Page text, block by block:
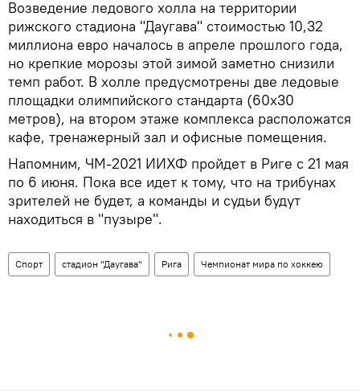
Возведение ледового холла на территории
рижского стадиона "Даугава" стоимостью 10,32
миллиона евро началось в апреле прошлого года,
но крепкие морозы этой зимой заметно снизили
темп работ. В холле предусмотрены две ледовые
площадки олимпийского стандарта (60х30
метров), на втором этаже комплекса расположатся
кафе, тренажерный зал и офисные помещения.
Напомним, ЧМ-2021 ИИХФ пройдет в Риге с 21 мая
по 6 июня. Пока все идет к тому, что на трибунах
зрителей не будет, а команды и судьи будут
находиться в "пузыре".
Спорт стадион "Даугава" Рига Чемпионат мира по хоккею